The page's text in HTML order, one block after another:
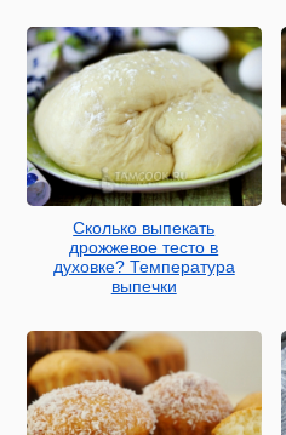
Сколько выпекать
дрожжевое тесто в
духовке? Температура
выпечки